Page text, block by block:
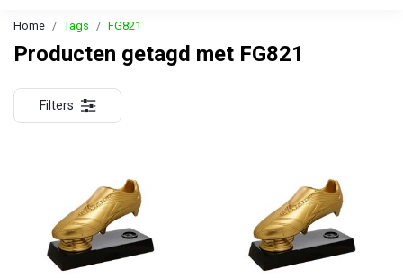
Home Tags FG821
Producten getagd met FG821
Filters